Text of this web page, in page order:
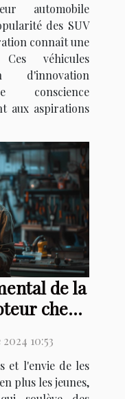
automobile
des SUV
connaît une
Ces véhicules
conscience
aux aspirations
de la
chez
10:53
et l'envie de les
plus les jeunes,